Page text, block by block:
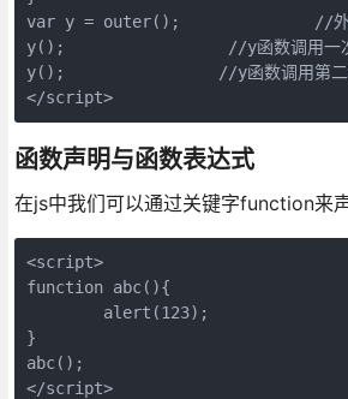
var y = outer();              //外部
y();                 //y函数调用一次，
y();                //y函数调用第二次
</script>
函数声明与函数表达式
在js中我们可以通过关键字function来
<script>
function abc(){
        alert(123);
}
abc();
</script>